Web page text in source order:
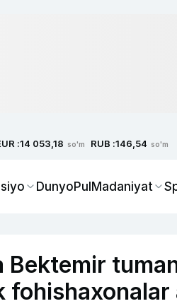
:14 053,18 so'm RUB :146,54 so'm
DunyoPulMadaniyat
Bektemir
fohishaxonalar